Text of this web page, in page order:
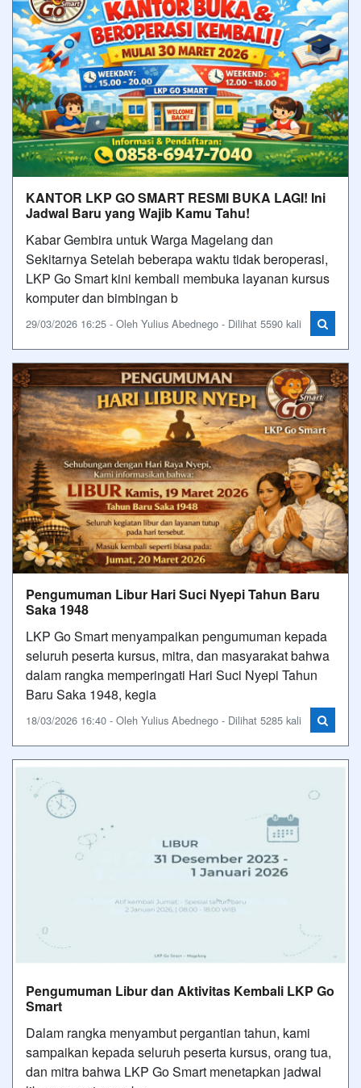
KANTOR LKP GO SMART RESMI BUKA LAGI! Ini
Jadwal Baru yang Wajib Kamu Tahu!
Kabar Gembira untuk Warga Magelang dan
Sekitarnya Setelah beberapa waktu tidak beroperasi,
LKP Go Smart kini kembali membuka layanan kursus
komputer dan bimbingan b
29/03/2026 16:25 - Oleh Yulius Abednego - Dilihat 5590 kali
Pengumuman Libur Hari Suci Nyepi Tahun Baru
Saka 1948
LKP Go Smart menyampaikan pengumuman kepada
seluruh peserta kursus, mitra, dan masyarakat bahwa
dalam rangka memperingati Hari Suci Nyepi Tahun
Baru Saka 1948, kegia
18/03/2026 16:40 - Oleh Yulius Abednego - Dilihat 5285 kali
Pengumuman Libur dan Aktivitas Kembali LKP Go
Smart
Dalam rangka menyambut pergantian tahun, kami
sampaikan kepada seluruh peserta kursus, orang tua,
dan mitra bahwa LKP Go Smart menetapkan jadwal